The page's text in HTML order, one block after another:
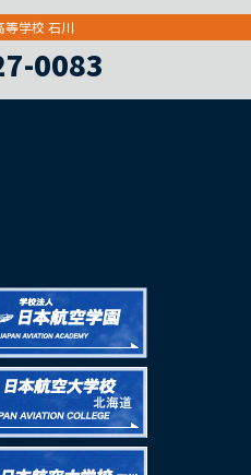
等学校 石川
0083